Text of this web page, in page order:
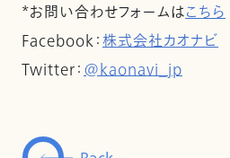
*お問い合わせフォームはこちら
Facebook： 株式会社カオナビ
Twitter： @kaonavi_jp